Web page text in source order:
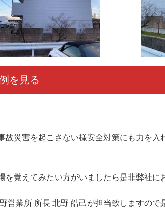
を見る
災害を起こさない様安全対策にも力を入
覚えてみたい方がいましたら是非弊社に
業所 所長 北野 皓己が担当致しますので